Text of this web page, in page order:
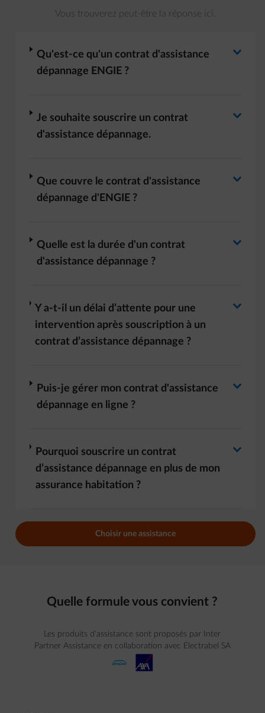
Vous trouverez peut-être la réponse ici.
Qu'est-ce qu'un contrat d'assistance
dépannage ENGIE ?
arrow-right
Je souhaite souscrire un contrat
d'assistance dépannage.
arrow-right
Que couvre le contrat d'assistance
dépannage d'ENGIE ?
arrow-right
Quelle est la durée d'un contrat
d'assistance dépannage ?
arrow-right
Y a-t-il un délai d’attente pour une
intervention après souscription à un
contrat d’assistance dépannage ?
arrow-right
Puis-je gérer mon contrat d'assistance
dépannage en ligne ?
arrow-right
Pourquoi souscrire un contrat
d’assistance dépannage en plus de mon
assurance habitation ?
arrow-right
Choisir une assistance
Quelle formule vous convient ?
Les produits d'assistance sont proposés par Inter
Partner Assistance en collaboration avec Electrabel SA